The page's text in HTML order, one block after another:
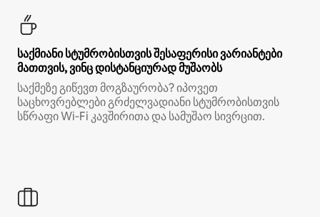
საქმიანი სტუმრობისთვის შესაფერისი ვარიანტები
მათთვის, ვინც დისტანციურად მუშაობს
საქმეზე გიწევთ მოგზაურობა? იპოვეთ
საცხოვრებლები გრძელვადიანი სტუმრობისთვის
სწრაფი Wi‑Fi კავშირითა და სამუშაო სივრცით.